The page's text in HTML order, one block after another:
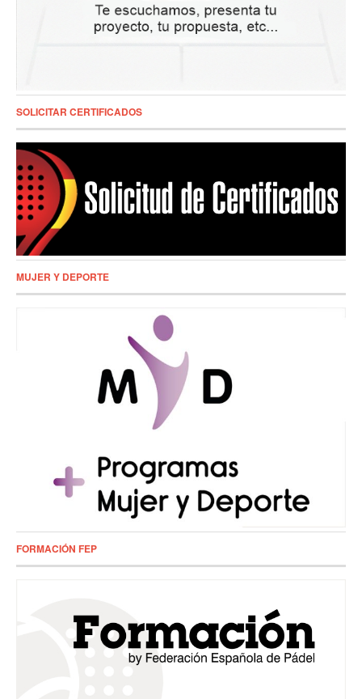
SOLICITAR CERTIFICADOS
MUJER Y DEPORTE
FORMACIÓN FEP